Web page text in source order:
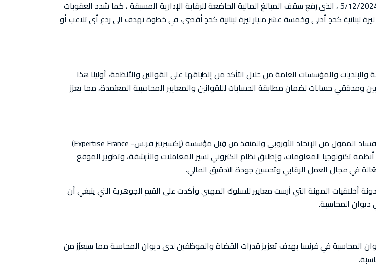
تنظيم ديوان المحاسبة). وقد أثمرت جهودنا صدور القانون رقم 329 تاريخ 5/12/2024 ، الذي رفع سقف المبالغ المالية الخاضعة للرقابة الإدارية المسبقة ، كما شدد العقوبات
ليرة لبنانية كحدٍ أدنى وخمسة عشر مليار ليرة لبنانية كحدٍ أقصى، في خطوة تهدف الى ردع أي تلاعب أو
والمؤسسات العامة من خلال التأكد من إنطباقها على القوانين والأنظمة، أولينا هذا
حسابات لضمان مطابقة الحسابات لللقوانين والمعايير المحاسبية المعتمدة، مما يعزز
على الصعيد الخارجي، وفي إطار تنفيذ مشروع تعزيز الشفافية ومكافحة الفساد الممول من الإتحاد الأوروبي والمنفذ من قِبل مؤسسة (إكسبرتيز فرنس- Expertise France)
تكنولوجيا المعلومات، وإطلاق نظام الكتروني لسير المعاملات والأرشفة، وتطوير الموقع
في مجال العمل الرقابي وتحسين جودة التدقيق المالي.
أخلاقيات المهنة التي أرست معايير للسلوك المهني وأكدت على القيم الجوهرية التي ينبغي أن
ديوان المحاسبة.
ديوان المحاسبة في فرنسا بهدف تعزيز قدرات القضاة والموظفين لدى ديوان المحاسبة مما سيعزّز من